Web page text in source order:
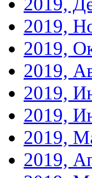
2019,
2019,
2019,
2019,
2019,
2019,
2019,